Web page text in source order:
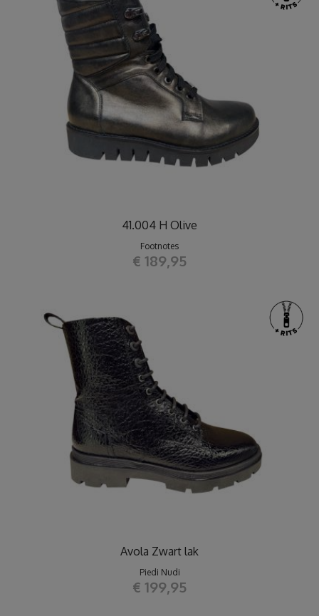
41.004 H Olive
Footnotes
€ 189,95
Avola Zwart lak
Piedi Nudi
€ 199,95